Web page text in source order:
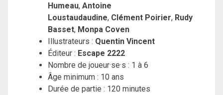
Humeau, Antoine
Loustaudaudine, Clément Poirier, Rudy
Basset, Monpa Coven
Illustrateurs : Quentin Vincent
Éditeur : Escape 2222
Nombre de joueur·se·s : 1 à 6
Âge minimum : 10 ans
Durée de partie : 120 minutes